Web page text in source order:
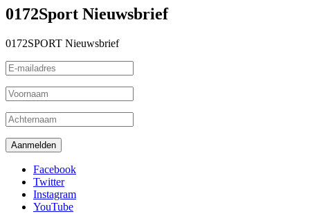
0172Sport Nieuwsbrief
0172SPORT Nieuwsbrief
Facebook
Twitter
Instagram
YouTube